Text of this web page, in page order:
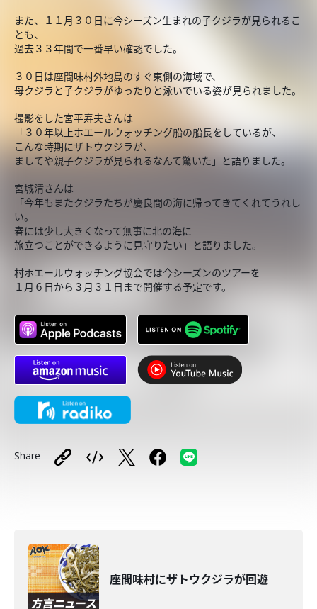
また、１１月３０日に今シーズン生まれの子クジラが見られるこ
とも、
過去３３年間で一番早い確認でした。
３０日は座間味村外地島のすぐ東側の海域で、
母クジラと子クジラがゆったりと泳いでいる姿が見られました。
撮影をした宮平寿夫さんは
「３０年以上ホエールウォッチング船の船長をしているが、
こんな時期にザトウクジラが、
ましてや親子クジラが見られるなんて驚いた」と語りました。
宮城清さんは
「今年もまたクジラたちが慶良間の海に帰ってきてくれてうれし
い。
春には少し大きくなって無事に北の海に
旅立つことができるように見守りたい」と語りました。
村ホエールウォッチング協会では今シーズンのツアーを
１月６日から３月３１日まで開催する予定です。
Share
座間味村にザトウクジラが回遊